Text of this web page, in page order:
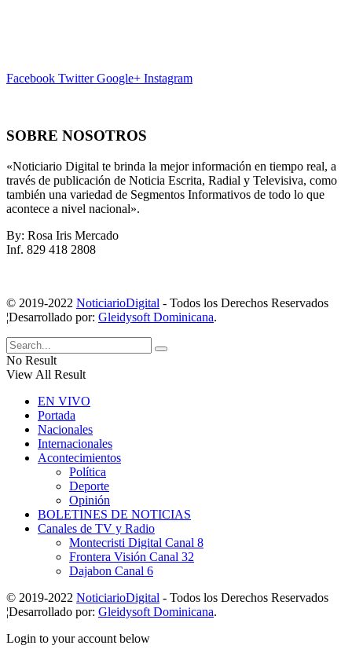
Facebook Twitter Google+ Instagram
SOBRE NOSOTROS
«Noticiario Digital te brinda la mejor información en tiempo real, a
través de publicación de Noticia Escrita, Radial y Televisiva, como
también una variedad de Segmentos Informativos de todo lo que
acontece a nivel nacional».
By: Rosa Iris Mercado
Inf. 829 418 2808
© 2019-2022 NoticiarioDigital - Todos los Derechos Reservados
¦Desarrollado por: Gleidysoft Dominicana.
No Result
View All Result
EN VIVO
Portada
Nacionales
Internacionales
Acontecimientos
Política
Deporte
Opinión
BOLETINES DE NOTICIAS
Canales de TV y Radio
Montecristi Digital Canal 8
Frontera Visión Canal 32
Dajabon Canal 6
© 2019-2022 NoticiarioDigital - Todos los Derechos Reservados
¦Desarrollado por: Gleidysoft Dominicana.
Login to your account below